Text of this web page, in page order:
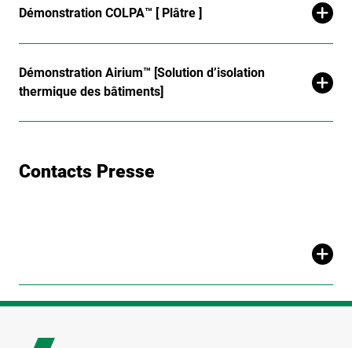
Démonstration COLPA™ [ Plâtre ]
Démonstration Airium™ [Solution d’isolation
thermique des bâtiments]
Contacts Presse